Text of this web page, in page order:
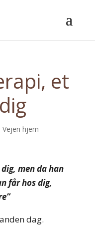
et
Vejen hjem
men da han
får hos dig,
dag.